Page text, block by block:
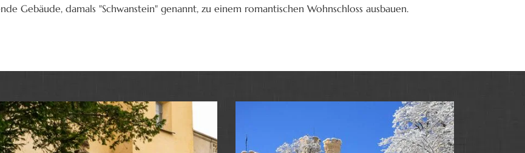
Gebäude, damals "Schwanstein" genannt, zu einem romantischen Wohnschloss ausbauen.